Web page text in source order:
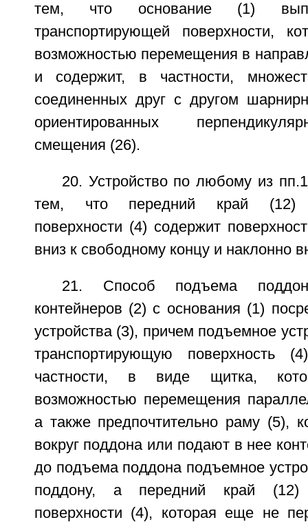
тем, что основание (1)
транспортирующей поверхности,
возможностью перемещения в
и содержит, в частности,
соединенных друг с другом
ориентированных
смещения (26).
20. Устройство по любому из
тем, что передний край (12)
поверхности (4) содержит
вниз к свободному концу и наклонно
21. Способ подъема
контейнеров (2) с основания (1)
устройства (3), причем подъемное
транспортирующую поверхность
частности, в виде щитка,
возможностью перемещения
а также предпочтительно раму (5),
вокруг поддона или подают в нее
до подъема поддона подъемное
поддону, а передний край (12)
поверхности (4), которая еще не